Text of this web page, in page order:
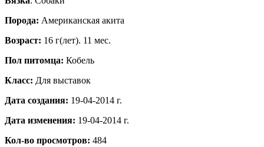
Порода: Американская акита
Возраст: 16 г(лет). 11 мес.
Пол питомца: Кобель
Класс: Для выставок
Дата создания: 19-04-2014 г.
Дата изменения: 19-04-2014 г.
Кол-во просмотров: 484